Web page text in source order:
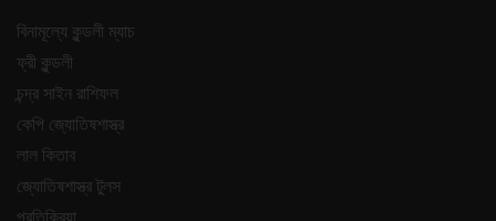
বিনামূল্যে কুন্ডলী ম্যাচ
ফ্রী কুন্ডলী
চন্দ্র সাইন রাশিফল
কেপি জ্যোতিষশাস্ত্র
লাল কিতাব
জ্যোতিষশাস্ত্র টুলস